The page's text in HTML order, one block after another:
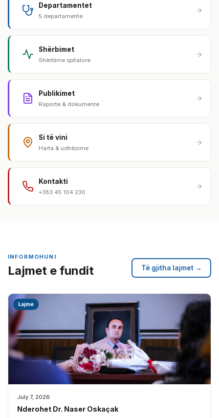
Departamentet
5 departamente
Shërbimet
Shërbime spitalore
Publikimet
Raporte & dokumente
Si të vini
Harta & udhëzime
Kontakti
+383 45 104 230
INFORMOHUNI
Lajmet e fundit Të gjitha lajmet →
Lajme
July 7, 2026
Nderohet Dr. Naser Oskaçak